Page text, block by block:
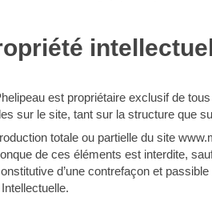
est propriétaire exclusif de
sur le site, tant sur la structure que
totale ou partielle du site
de ces éléments est interdite,
d’une contrefaçon et